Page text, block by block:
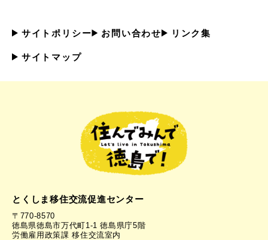
サイトポリシー お問い合わせ リンク集
サイトマップ
とくしま移住交流促進センター
〒770-8570
徳島県徳島市万代町1-1 徳島県庁5階
労働雇用政策課 移住交流室内